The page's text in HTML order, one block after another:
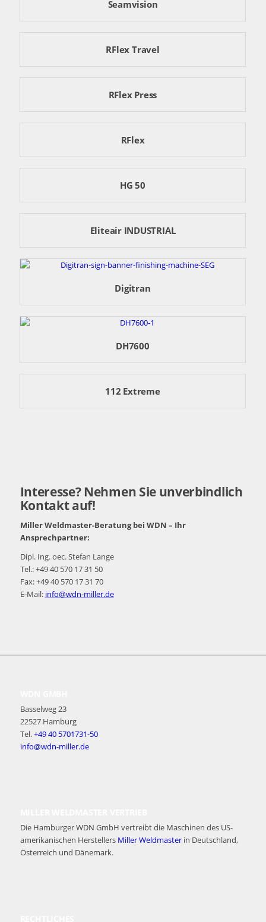
Seamvision
RFlex Travel
RFlex Press
RFlex
HG 50
Eliteair INDUSTRIAL
Digitran
DH7600
112 Extreme
Interesse? Nehmen Sie unverbindlich
Kontakt auf!
Miller Weldmaster-Beratung bei WDN – Ihr
Ansprechpartner:
Dipl. Ing. oec. Stefan Lange
Tel.: +49 40 570 17 31 50
Fax: +49 40 570 17 31 70
E-Mail: info@wdn-miller.de
Basselweg 23
22527 Hamburg
Tel.+49 40 5701731-50
info@wdn-miller.de
Die Hamburger WDN GmbH vertreibt die Maschinen des US-
amerikanischen Herstellers Miller Weldmasterin Deutschland,
Österreich und Dänemark.